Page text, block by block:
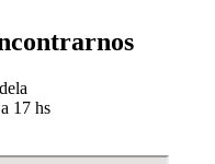
17 hs